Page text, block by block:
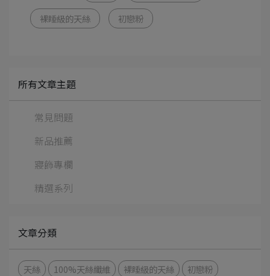
裸睡級的天絲 初戀粉
所有文章主題
常見問題
新品推薦
寢飾專欄
精選系列
文章分類
天絲 100%天絲纖維 裸睡級的天絲 初戀粉